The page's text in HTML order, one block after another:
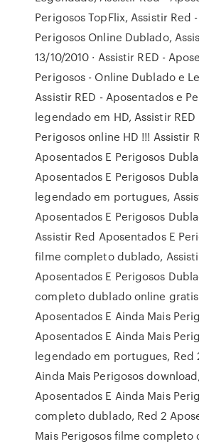
Perigosos TopFlix, Assistir Red
Perigosos Online Dublado,
13/10/2010 · Assistir RED -
Perigosos - Online Dublado e
Assistir RED - Aposentados e
legendado em HD, Assistir
Perigosos online HD !!! Assistir
Aposentados E Perigosos
Aposentados E Perigosos
legendado em portugues,
Aposentados E Perigosos
Assistir Red Aposentados E
filme completo dublado,
Aposentados E Perigosos
completo dublado online
Aposentados E Ainda Mais
Aposentados E Ainda Mais
legendado em portugues, Red
Ainda Mais Perigosos
Aposentados E Ainda Mais
completo dublado, Red 2
Mais Perigosos filme completo